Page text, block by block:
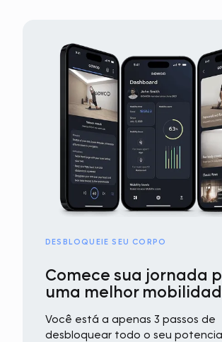
DESBLOQUEIE SEU CORPO
Comece sua jornada
uma melhor
Você está a apenas 3 passos de
desbloquear todo o seu